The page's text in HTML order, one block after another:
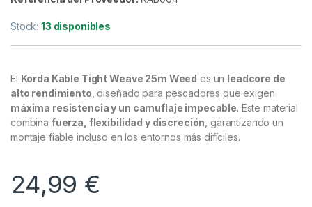
Bajos de Línea & Leadcore ,Material Montajes
Korda Kable Tight Weave 25m
Weed
Stock: 13 disponibles